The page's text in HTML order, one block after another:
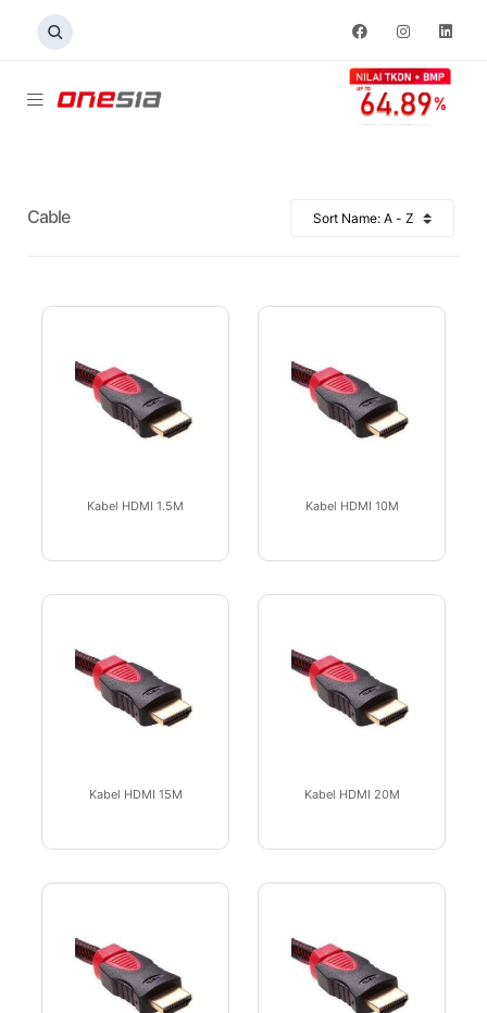
Cable
Kabel HDMI 1.5M Kabel HDMI 10M
Kabel HDMI 15M Kabel HDMI 20M